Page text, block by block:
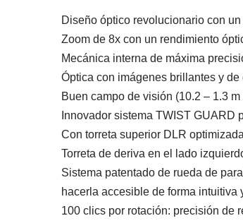
Diseño óptico revolucionario con
Zoom de 8x con un rendimiento
Mecánica interna de máxima
Óptica con imágenes brillantes y
Buen campo de visión (10.2 – 1.3 m
Innovador sistema TWIST
Con torreta superior DLR
Torreta de deriva en el lado
Sistema patentado de rueda de
hacerla accesible de forma intuitiva
100 clics por rotación: precisión de